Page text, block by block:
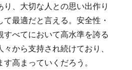
、大切な人との思い出作り
最適だと言える。安全性・
すべてにおいて高水準を誇る
から支持され続けており、
高まっていくだろう。